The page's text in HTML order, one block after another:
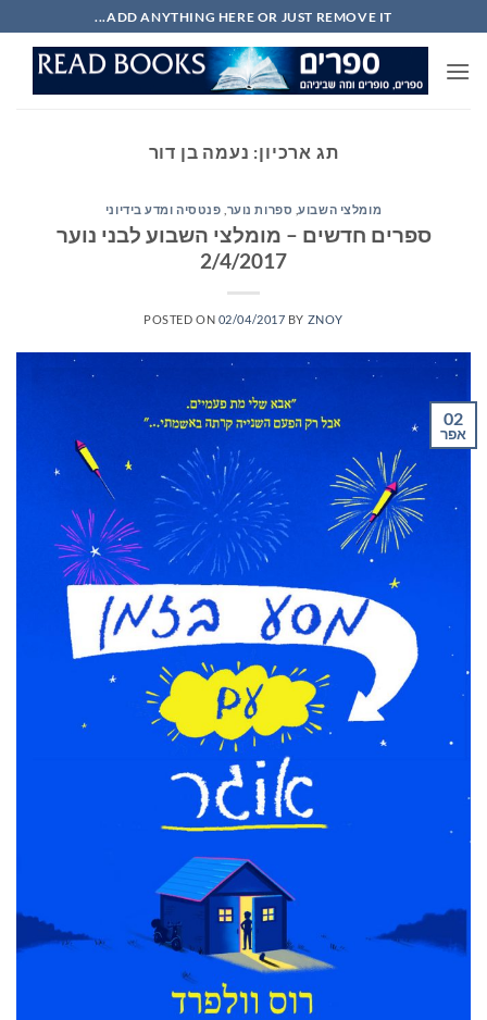
to
content
ADD ANYTHING HERE OR JUST REMOVE IT...
תג ארכיון: נעמה בן דור
מומלצי השבוע, ספרות נוער פנטסיה ומדע בידיוני
ספרים חדשים – מומלצי השבוע לבני נוער
2/4/2017
POSTED ON 02/04/2017 BY ZNOY
02
אפר